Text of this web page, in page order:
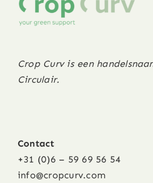
Crop Curv is een
Circulair.
Contact
+31 (0)6 – 59 69 56 54
info@cropcurv.com